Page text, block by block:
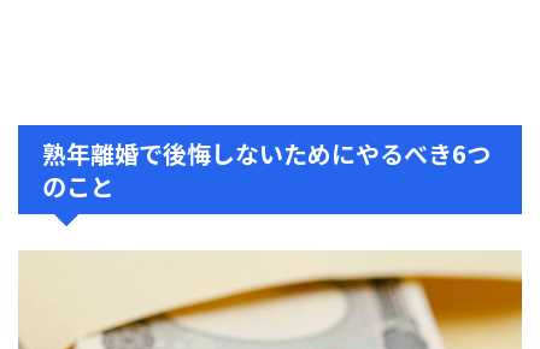
熟年離婚で後悔しないためにやるべき6つ
のこと